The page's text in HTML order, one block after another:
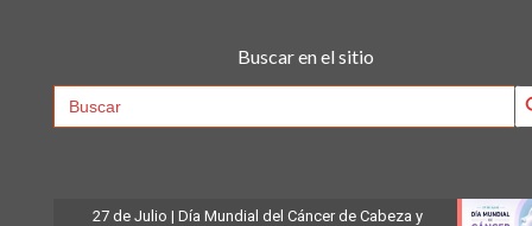
Buscar en el sitio
Search
27 de Julio | Día Mundial del Cáncer de Cabeza y